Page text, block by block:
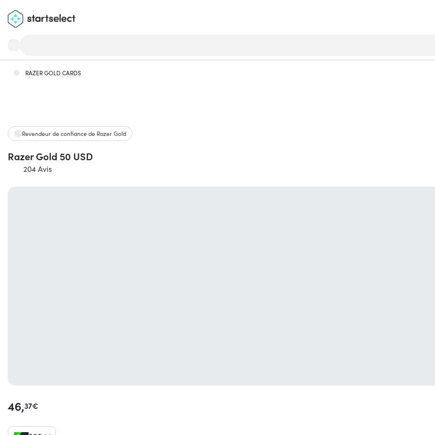
RAZER GOLD CARDS
Revendeur de confiance de Razer Gold
Razer Gold 50 USD
204 Avis
46,37€